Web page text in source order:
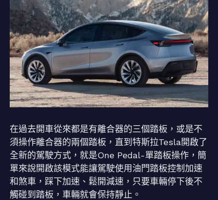
在過去開車從來都是有離合器的三個踏板，或是不
須操作離合器的兩個踏板，直到特斯拉Tesla開啟了
全新的駕駛方式，就是One Pedal-單踏板操作，簡
單來說開啟該模式能讓駕駛使用油門踏板控制加速
和煞車，踩下加速、鬆開減速，只要車輛停下後不
觸碰到踏板，車輛就會保持靜止。